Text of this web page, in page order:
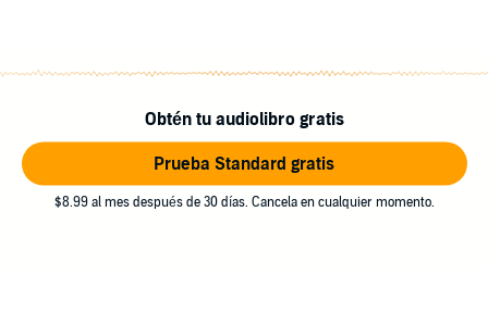
Obtén tu audiolibro gratis
Prueba Standard gratis
$8.99 al mes después de 30 días. Cancela en cualquier momento.